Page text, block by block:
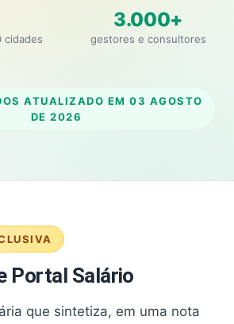
cidades
3.000+
gestores e consultores
ATUALIZADO EM 03 AGOSTO
DE 2026
Portal Salário
que sintetiza, em uma nota